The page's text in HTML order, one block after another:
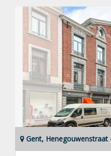
Gent, Henegouwenstraat